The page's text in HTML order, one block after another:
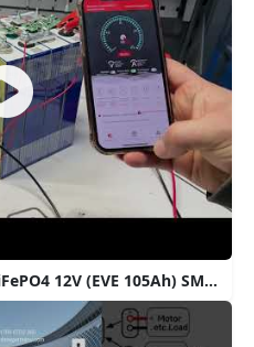
СБОРКА АККУМУЛЯТОРА LiFePO4 12V (EVE 105Ah) SMART BMS 100A common port